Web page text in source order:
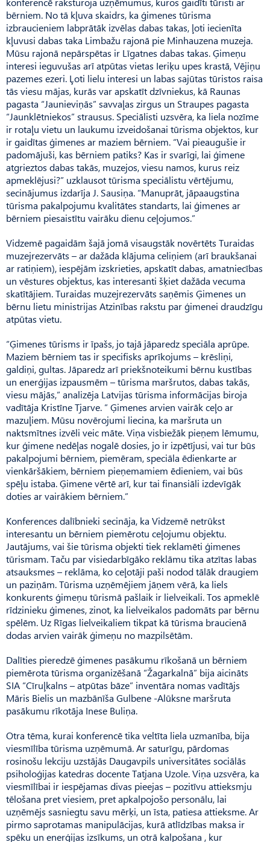
bērniem. No tā kļuva skaidrs, ka ģimenes tūrisma
izbraucieniem labprātāk izvēlas dabas takas, ļoti iecienīta
kļuvusi dabas taka Limbažu rajonā pie Minhauzena muzeja.
Mūsu rajonā nepārspētas ir Līgatnes dabas takas. Ģimeņu
interesi ieguvušas arī atpūtas vietas Ieriķu upes krastā, Vējiņu
pazemes ezeri. Ļoti lielu interesi un labas sajūtas tūristos raisa
tās viesu mājas, kurās var apskatīt dzīvniekus, kā Raunas
pagasta “Jaunieviņās” savvaļas zirgus un Straupes pagasta
“Jaunklētniekos” strausus. Speciālisti uzsvēra, ka liela nozīme
ir rotaļu vietu un laukumu izveidošanai tūrisma objektos, kur
ir gaidītas ģimenes ar maziem bērniem. “Vai pieaugušie ir
padomājuši, kas bērniem patiks? Kas ir svarīgi, lai ģimene
atgrieztos dabas takās, muzejos, viesu namos, kurus reiz
apmeklējusi?” uzklausot tūrisma speciālistu vērtējumu,
secinājumus izdarīja J. Sausiņa. “Manuprāt, jāpaaugstina
tūrisma pakalpojumu kvalitātes standarts, lai ģimenes ar
bērniem piesaistītu vairāku dienu ceļojumos.”
Vidzemē pagaidām šajā jomā visaugstāk novērtēts Turaidas
muzejrezervāts – ar dažāda klājuma celiņiem (arī braukšanai
ar ratiņiem), iespējām izskrieties, apskatīt dabas, amatniecības
un vēstures objektus, kas interesanti šķiet dažāda vecuma
skatītājiem. Turaidas muzejrezervāts saņēmis Ģimenes un
bērnu lietu ministrijas Atzinības rakstu par ģimenei draudzīgu
atpūtas vietu.
“Ģimenes tūrisms ir īpašs, jo tajā jāparedz speciāla aprūpe.
Maziem bērniem tas ir specifisks aprīkojums – krēsliņi,
galdiņi, gultas. Jāparedz arī priekšnoteikumi bērnu kustības
un enerģijas izpausmēm – tūrisma maršrutos, dabas takās,
viesu mājās,” analizēja Latvijas tūrisma informācijas biroja
vadītāja Kristīne Tjarve. ” Ģimenes arvien vairāk ceļo ar
mazuļiem. Mūsu novērojumi liecina, ka maršruta un
naktsmītnes izvēli veic māte. Viņa visbiežāk pieņem lēmumu,
kur ģimene nedēļas nogalē dosies, jo ir izpētījusi, vai tur būs
pakalpojumi bērniem, piemēram, speciāla ēdienkarte ar
vienkāršākiem, bērniem pieņemamiem ēdieniem, vai būs
spēļu istaba. Ģimene vērtē arī, kur tai finansiāli izdevīgāk
doties ar vairākiem bērniem.”
Konferences dalībnieki secināja, ka Vidzemē netrūkst
interesantu un bērniem piemērotu ceļojumu objektu.
Jautājums, vai šie tūrisma objekti tiek reklamēti ģimenes
tūrismam. Taču par visiedarbīgāko reklāmu tika atzītas labas
atsauksmes – reklāma, ko ceļotāji paši nodod tālāk draugiem
un paziņām. Tūrisma uzņēmējiem jāņem vērā, ka liels
konkurents ģimeņu tūrismā pašlaik ir lielveikali. Tos apmeklē
rīdzinieku ģimenes, zinot, ka lielveikalos padomāts par bērnu
spēlēm. Uz Rīgas lielveikaliem tikpat kā tūrisma braucienā
dodas arvien vairāk ģimeņu no mazpilsētām.
Dalīties pieredzē ģimenes pasākumu rīkošanā un bērniem
piemērota tūrisma organizēšanā “Žagarkalnā” bija aicināts
SIA “Cīruļkalns – atpūtas bāze” inventāra nomas vadītājs
Māris Bielis un mazbānīša Gulbene -Alūksne maršruta
pasākumu rīkotāja Inese Buliņa.
Otra tēma, kurai konferencē tika veltīta liela uzmanība, bija
viesmīlība tūrisma uzņēmumā. Ar saturīgu, pārdomas
rosinošu lekciju uzstājās Daugavpils universitātes sociālās
psiholoģijas katedras docente Tatjana Uzole. Viņa uzsvēra, ka
viesmīlībai ir iespējamas divas pieejas – pozitīvu attieksmju
tēlošana pret viesiem, pret apkalpojošo personālu, lai
uzņēmējs sasniegtu savu mērķi, un īsta, patiesa attieksme. Ar
pirmo saprotamas manipulācijas, kurā atlīdzības maksa ir
spēku un enerģijas izsīkums, un otrā kalpošana , kur